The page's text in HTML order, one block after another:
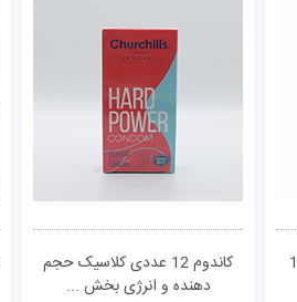
کاندوم 12 عددی مستر 3 در 1
کاندوم 12 عددی کلاسیک حجم
دهنده و انرژی بخش ...